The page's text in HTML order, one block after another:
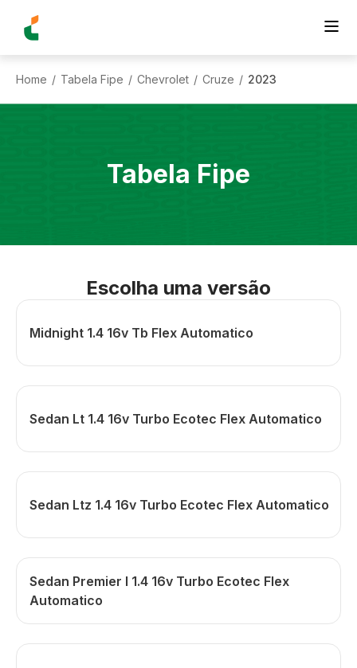
Home / Tabela Fipe / Chevrolet / Cruze / 2023
Tabela Fipe
Escolha uma versão
Midnight 1.4 16v Tb Flex Automatico
Sedan Lt 1.4 16v Turbo Ecotec Flex Automatico
Sedan Ltz 1.4 16v Turbo Ecotec Flex Automatico
Sedan Premier I 1.4 16v Turbo Ecotec Flex
Automatico